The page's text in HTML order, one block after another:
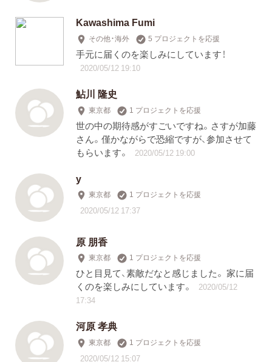
Kawashima Fumi
その他・海外 5 プロジェクトを応援
手元に届くのを楽しみにしています！
2020/05/12 19:10
鮎川 隆史
東京都 1 プロジェクトを応援
世の中の期待感がすごいですね。さすが加藤
さん。僅かながらで恐縮ですが、参加させて
もらいます。
2020/05/12 19:00
y
東京都 1 プロジェクトを応援
2020/05/12 17:37
原 朋香
東京都 1 プロジェクトを応援
ひと目見て、素敵だなと感じました。 家に届
くのを楽しみにしています。
2020/05/12
17:34
河原 孝典
東京都 1 プロジェクトを応援
2020/05/12 15:07